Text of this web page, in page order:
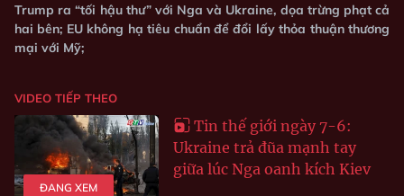
Trump ra “tối hậu thư” với Nga và Ukraine, dọa trừng phạt cả
hai bên; EU không hạ tiêu chuẩn để đổi lấy thỏa thuận thương
mại với Mỹ;
VIDEO TIẾP THEO
ĐANG XEM
Tin thế giới ngày 7-6:
Ukraine trả đũa mạnh tay
giữa lúc Nga oanh kích Kiev